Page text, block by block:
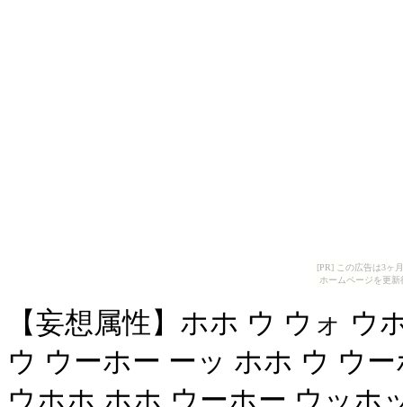
[PR] この広告は3ヶ
ホームページを更
【妄想属性】ホホ ウ ウォ
ウ ウーホー ーッ ホホ ウ ウ
ウホホ ホホ ウーホー ウッホ